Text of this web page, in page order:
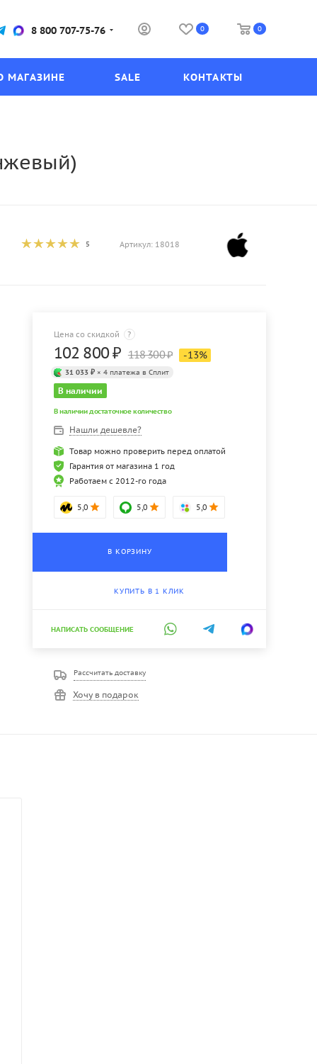
8 800 707-75-76 0 0
МАГАЗИНЕ SALE КОНТАКТЫ
5
Артикул: 18018
Цена со скидкой ?
102 800₽ 118 300₽ -13%
31 033 ₽ × 4 платежа в Сплит
В наличии
В наличии достаточное количество
Нашли дешевле?
Товар можно проверить перед оплатой
Гарантия от магазина 1 год
Работаем с 2012-го года
5,0 5,0 5,0
В КОРЗИНУ
КУПИТЬ В 1 КЛИК
НАПИСАТЬ СООБЩЕНИЕ
Рассчитать доставку
Хочу в подарок